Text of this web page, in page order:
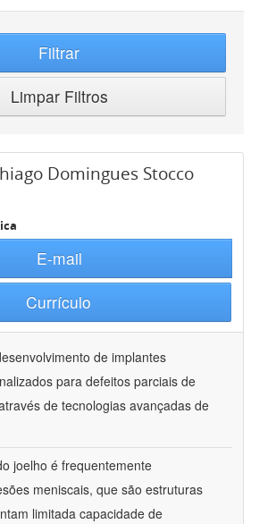
Filtrar
Limpar Filtros
Domingues Stocco
E-mail
Currículo
de implantes
para defeitos parciais de
de tecnologias avançadas de
joelho é frequentemente
meniscais, que são estruturas
limitada capacidade de